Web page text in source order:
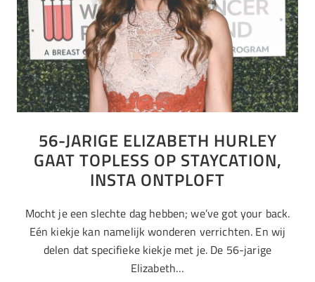
56-JARIGE ELIZABETH HURLEY
GAAT TOPLESS OP STAYCATION,
INSTA ONTPLOFT
Mocht je een slechte dag hebben; we’ve got your back.
Eén kiekje kan namelijk wonderen verrichten. En wij
delen dat specifieke kiekje met je. De 56-jarige
Elizabeth…